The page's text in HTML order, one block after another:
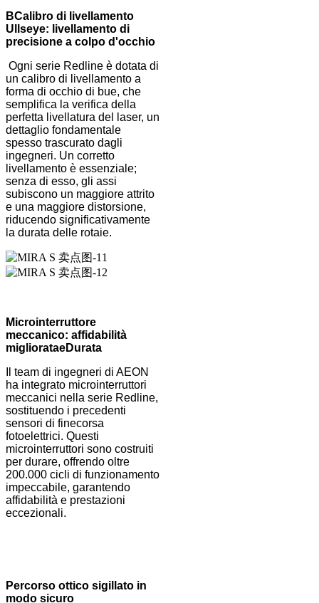
BCalibro di livellamento
Ullseye: livellamento di
precisione a colpo d'occhio
Ogni serie Redline è dotata di
un calibro di livellamento a
forma di occhio di bue, che
semplifica la verifica della
perfetta livellatura del laser, un
dettaglio fondamentale
spesso trascurato dagli
ingegneri. Un corretto
livellamento è essenziale;
senza di esso, gli assi
subiscono un maggiore attrito
e una maggiore distorsione,
riducendo significativamente
la durata delle rotaie.
Microinterruttore
meccanico: affidabilità
migliorataeDurata
Il team di ingegneri di AEON
ha integrato microinterruttori
meccanici nella serie Redline,
sostituendo i precedenti
sensori di finecorsa
fotoelettrici. Questi
microinterruttori sono costruiti
per durare, offrendo oltre
200.000 cicli di funzionamento
impeccabile, garantendo
affidabilità e prestazioni
eccezionali.
Percorso ottico sigillato in
modo sicuro